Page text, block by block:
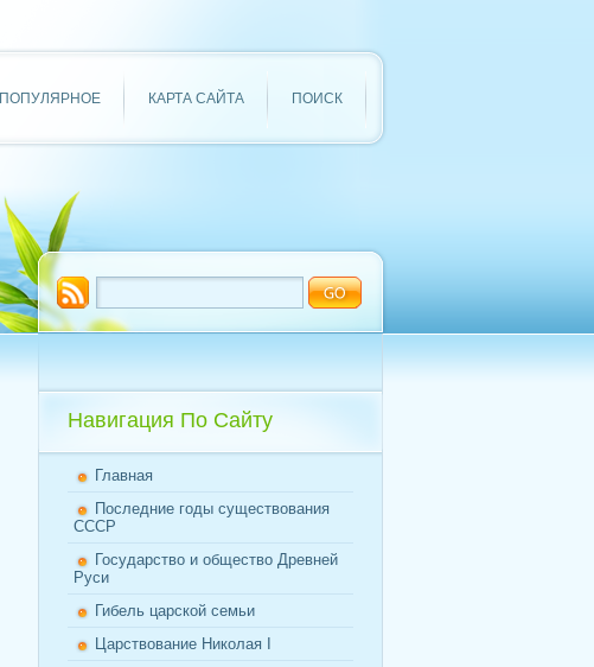
ПОПУЛЯРНОЕ КАРТА САЙТА ПОИСК
Навигация По Сайту
Главная
Последние годы существования
СССР
Государство и общество Древней
Руси
Гибель царской семьи
Царствование Николая I